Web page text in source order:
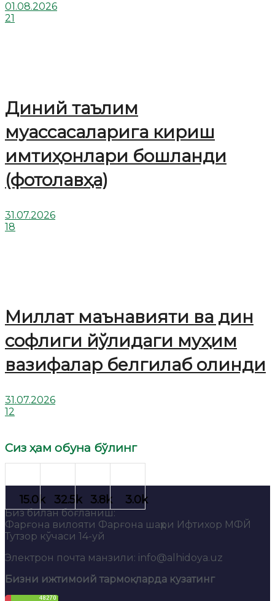
01.08.2026
21
Диний таълим
муассасаларига кириш
имтиҳонлари бошланди
(фотолавҳа)
31.07.2026
18
Миллат маънавияти ва дин
софлиги йўлидаги муҳим
вазифалар белгилаб олинди
31.07.2026
12
Сиз ҳам обуна бўлинг
Биз билан боғланиш:
Фарғона вилояти Фарғона шаҳри Ифтихор МФЙ
Тутзор кўчаси 14-уй
Электрон почта манзили: info@alhidoya.uz
Бизни ижтимоий тармоқларда кузатинг